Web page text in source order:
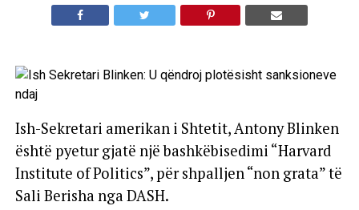
Ish-Sekretari amerikan i Shtetit, Antony Blinken
është pyetur gjatë një bashkëbisedimi “Harvard
Institute of Politics”, për shpalljen “non grata” të
Sali Berisha nga DASH.